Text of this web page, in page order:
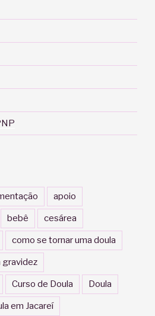
apoio
bebê cesárea
como se tornar uma doula
gravidez
Curso de Doula Doula
em Jacareí